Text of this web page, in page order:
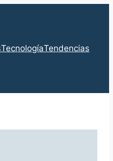
TecnologíaTendencias